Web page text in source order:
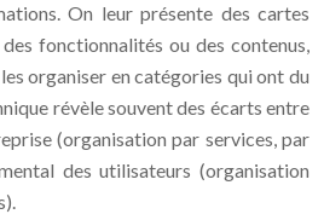
On leur présente des cartes
fonctionnalités ou des contenus,
organiser en catégories qui ont du
révèle souvent des écarts entre
(organisation par services, par
des utilisateurs (organisation